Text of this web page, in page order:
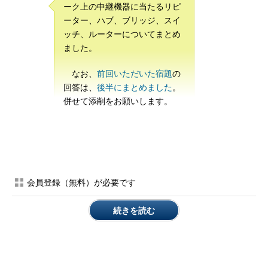
ーク上の中継機器に当たるリピ
ーター、ハブ、ブリッジ、スイ
ッチ、ルーターについてまとめ
ました。
なお、 前回いただいた宿題の
回答は、 後半にまとめました。
併せて添削をお願いします。
します。リピーターは、2ポート（ポート：ケーブルの差し込み
口）しかありません。現在ではリピーター単体の製品はなく、後
述のハブに置き換わりました。
会員登録（無料）が必要です
続きを読む